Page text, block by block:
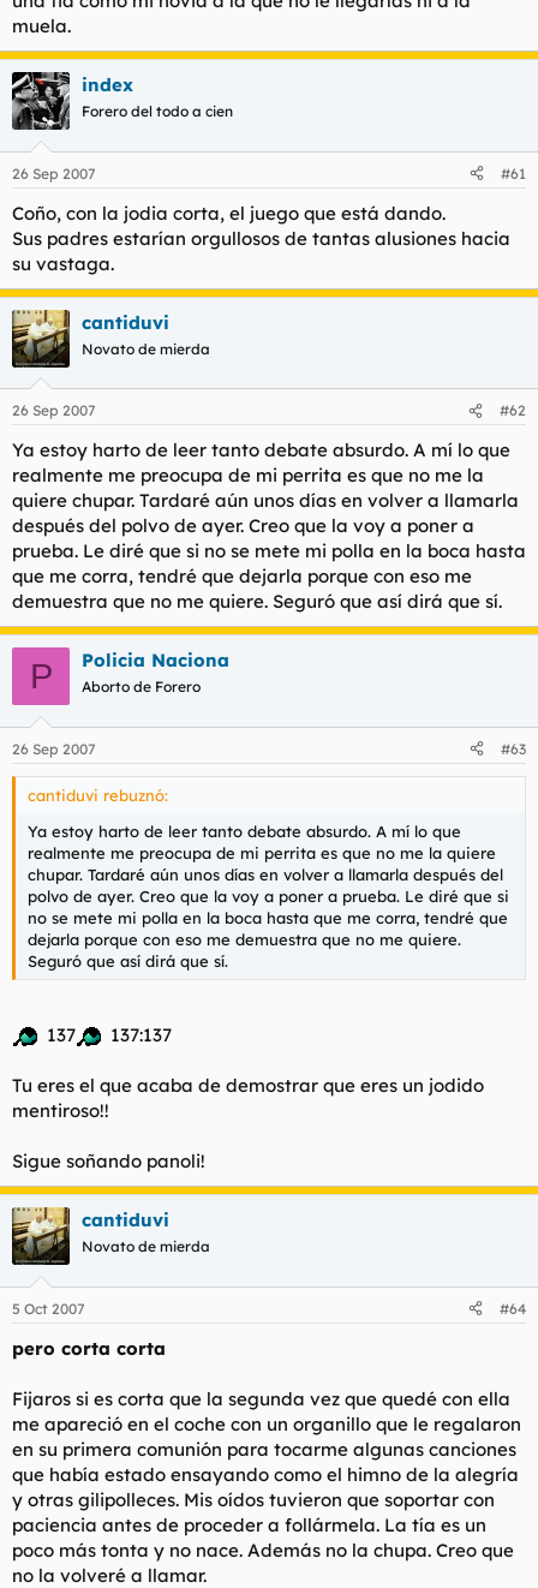
muela.
index
Forero del todo a cien
26 Sep 2007 #61
Coño, con la jodia corta, el juego que está dando.
Sus padres estarían orgullosos de tantas alusiones hacia
su vastaga.
cantiduvi
Novato de mierda
26 Sep 2007 #62
Ya estoy harto de leer tanto debate absurdo. A mí lo que
realmente me preocupa de mi perrita es que no me la
quiere chupar. Tardaré aún unos días en volver a llamarla
después del polvo de ayer. Creo que la voy a poner a
prueba. Le diré que si no se mete mi polla en la boca hasta
que me corra, tendré que dejarla porque con eso me
demuestra que no me quiere. Seguró que así dirá que sí.
P Policia Naciona
Aborto de Forero
26 Sep 2007 #63
cantiduvi rebuznó:
Ya estoy harto de leer tanto debate absurdo. A mí lo que
realmente me preocupa de mi perrita es que no me la quiere
chupar. Tardaré aún unos días en volver a llamarla después del
polvo de ayer. Creo que la voy a poner a prueba. Le diré que si
no se mete mi polla en la boca hasta que me corra, tendré que
dejarla porque con eso me demuestra que no me quiere.
Seguró que así dirá que sí.
137 137:137
Tu eres el que acaba de demostrar que eres un jodido
mentiroso!!
Sigue soñando panoli!
cantiduvi
Novato de mierda
5 Oct 2007 #64
pero corta corta
Fijaros si es corta que la segunda vez que quedé con ella
me apareció en el coche con un organillo que le regalaron
en su primera comunión para tocarme algunas canciones
que había estado ensayando como el himno de la alegría
y otras gilipolleces. Mis oídos tuvieron que soportar con
paciencia antes de proceder a follármela. La tía es un
poco más tonta y no nace. Además no la chupa. Creo que
no la volveré a llamar.